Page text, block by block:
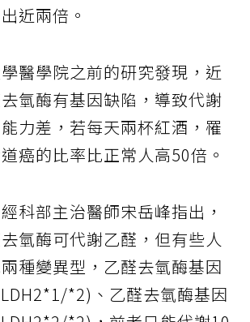
近兩倍。
醫學院之前的研究發現，近
氫酶有基因缺陷，導致代謝
力差，若每天兩杯紅酒，罹
癌的比率比正常人高50倍。
科部主治醫師宋岳峰指出，
氫酶可代謝乙醛，但有些人
種變異型，乙醛去氫酶基因
*2)、乙醛去氫酶基因